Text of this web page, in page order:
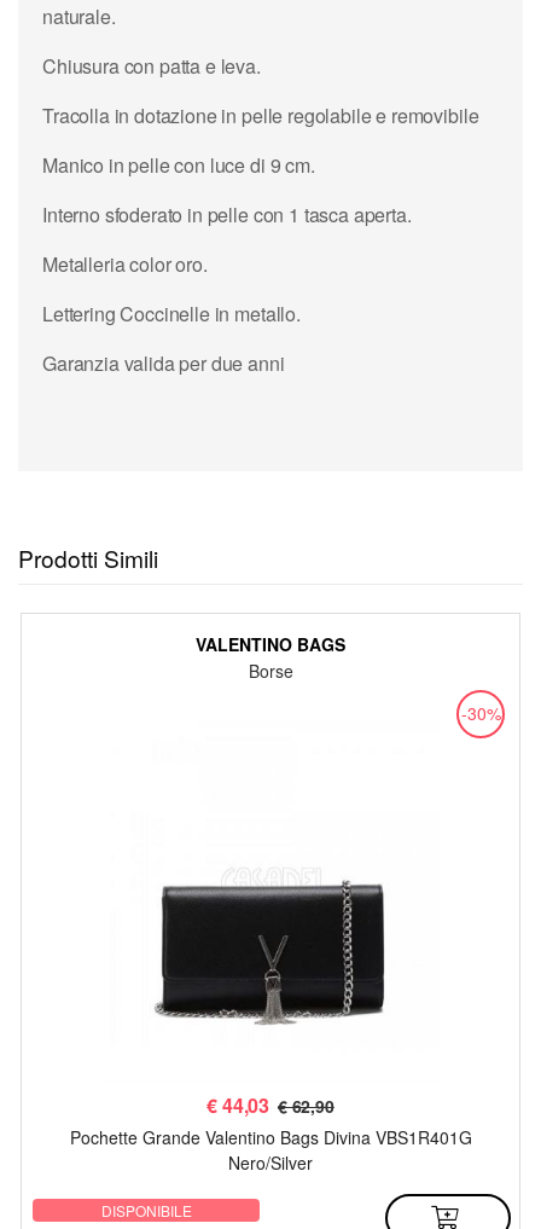
naturale.
Chiusura con patta e leva.
Tracolla in dotazione in pelle regolabile e removibile
Manico in pelle con luce di 9 cm.
Interno sfoderato in pelle con 1 tasca aperta.
Metalleria color oro.
Lettering Coccinelle in metallo.
Garanzia valida per due anni
Prodotti Simili
VALENTINO BAGS
Borse
-30%
€44,03 € 62,90
Pochette Grande Valentino Bags Divina VBS1R401G
Nero/Silver
DISPONIBILE